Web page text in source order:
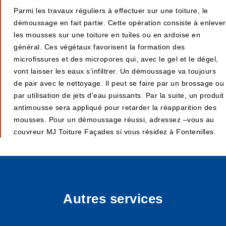
Parmi les travaux réguliers à effectuer sur une toiture, le
démoussage en fait partie. Cette opération consiste à enlever
les mousses sur une toiture en tuiles ou en ardoise en
général. Ces végétaux favorisent la formation des
microfissures et des micropores qui, avec le gel et le dégel,
vont laisser les eaux s’infiltrer. Un démoussage va toujours
de pair avec le nettoyage. Il peut se faire par un brossage ou
par utilisation de jets d’eau puissants. Par la suite, un produit
antimousse sera appliqué pour retarder la réapparition des
mousses. Pour un démoussage réussi, adressez –vous au
couvreur MJ Toiture Façades si vous résidez à Fontenilles.
Autres services